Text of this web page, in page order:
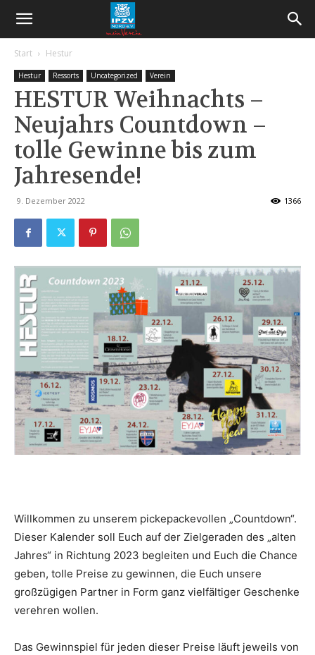
Start Hestur
Hestur Ressorts Uncategorized Verein
HESTUR Weihnachts –
Neujahrs Countdown –
tolle Gewinne bis zum
Jahresende!
9. Dezember 2022 1366
Willkommen zu unserem pickepackevollen „Countdown“.
Dieser Kalender soll Euch auf der Zielgeraden des „alten
Jahres“ in Richtung 2023 begleiten und Euch die Chance
geben, tolle Preise zu gewinnen, die Euch unsere
großzügigen Partner in Form ganz vielfältiger Geschenke
verehren wollen.
Das Gewinnspiel für jeden dieser Preise läuft jeweils von